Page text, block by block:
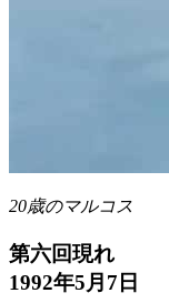
20歳のマルコス
第六回現れ
1992年5月7日